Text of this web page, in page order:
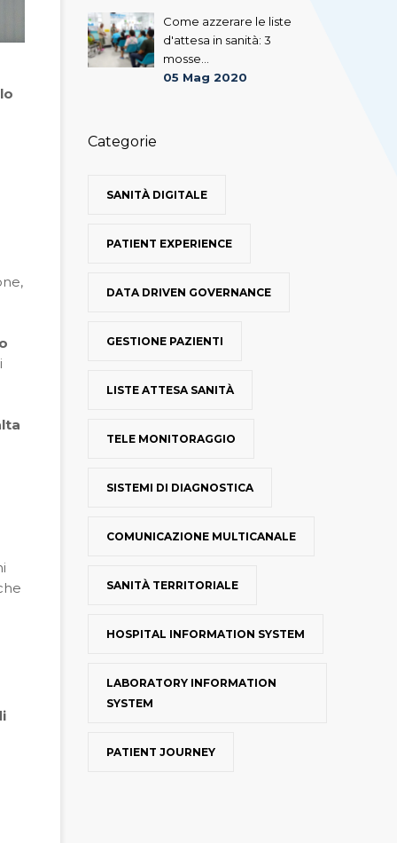
Come azzerare le liste
d'attesa in sanità: 3
mosse...
05 Mag 2020
Categorie
SANITÀ DIGITALE
PATIENT EXPERIENCE
DATA DRIVEN GOVERNANCE
GESTIONE PAZIENTI
LISTE ATTESA SANITÀ
TELE MONITORAGGIO
SISTEMI DI DIAGNOSTICA
COMUNICAZIONE MULTICANALE
SANITÀ TERRITORIALE
HOSPITAL INFORMATION SYSTEM
LABORATORY INFORMATION
SYSTEM
PATIENT JOURNEY